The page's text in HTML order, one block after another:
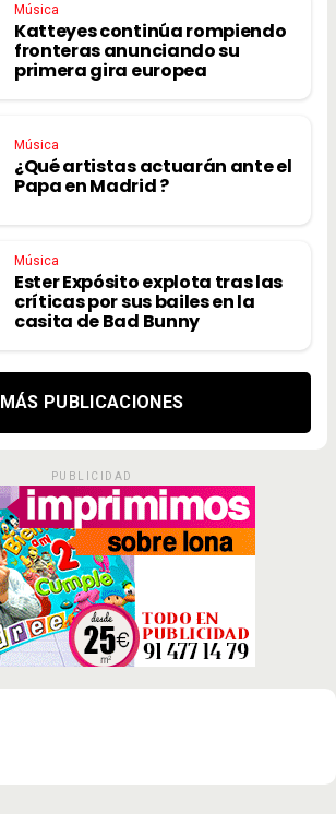
Música
Katteyes continúa rompiendo
fronteras anunciando su
primera gira europea
Música
¿Qué artistas actuarán ante el
Papa en Madrid ?
Música
Ester Expósito explota tras las
críticas por sus bailes en la
casita de Bad Bunny
MÁS PUBLICACIONES
PUBLICIDAD